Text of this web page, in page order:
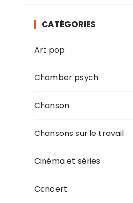
CATÉGORIES
Art pop
Chamber psych
Chanson
Chansons sur le travail
Cinéma et séries
Concert